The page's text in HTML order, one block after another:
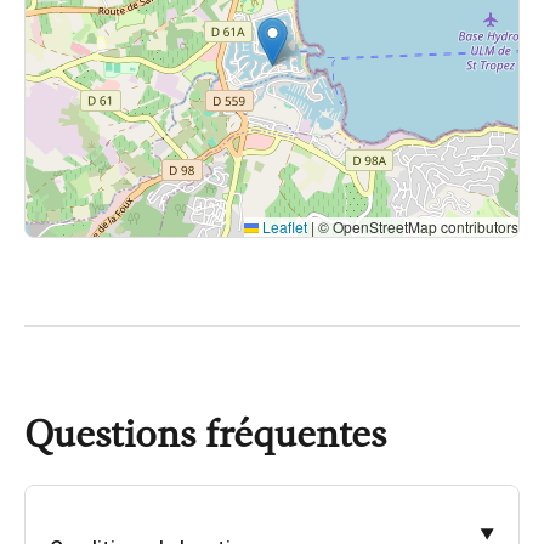
Leaflet | © OpenStreetMap contributors
Questions fréquentes
▼